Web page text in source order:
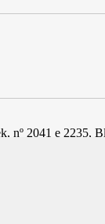
nº 2041 e 2235,